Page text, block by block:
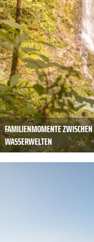
FAMILIENMOMENTE
WASSERWELTEN